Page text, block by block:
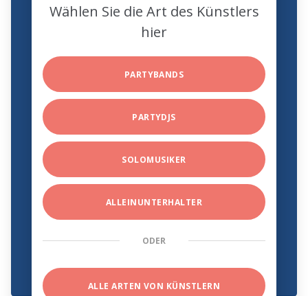
Wählen Sie die Art des Künstlers
hier
PARTYBANDS
PARTYDJS
SOLOMUSIKER
ALLEINUNTERHALTER
ODER
ALLE ARTEN VON KÜNSTLERN